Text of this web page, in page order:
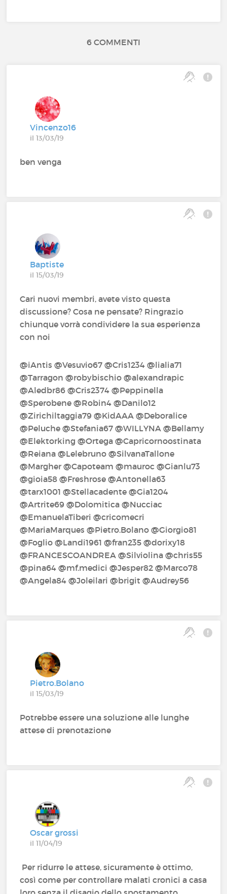
6 COMMENTI
Vincenzo16
il 13/03/19
ben venga
Baptiste
il 15/03/19
Cari nuovi membri, avete visto questa
discussione? Cosa ne pensate? Ringrazio
chiunque vorrà condividere la sua esperienza
con noi
@iAntis‍ @Vesuvio67‍ @Cris1234‍ @lialia71‍
@Tarragon‍ @robybischio‍ @alexandrapic‍
@Aledbr86‍ @Cris2374‍ @Peppinella‍
@Sperobene‍ @Robin4‍ @Danilo12‍
@Zirichiltaggia79‍ @KidAAA‍ @Deboralice‍
@Peluche‍ @Stefania67‍ @WILLYNA‍ @Bellamy‍
@Elektorking‍ @Ortega‍ @Capricornoostinata‍
@Reiana‍ @Lelebruno‍ @SilvanaTallone‍
@Margher‍ @Capoteam‍ @mauroc‍ @Gianlu73‍
@gioia58‍ @Freshrose‍ @Antonella63‍
@tarx1001‍ @Stellacadente‍ @Gia1204‍
@Artrite69‍ @Dolomitica‍ @Nucciac‍
@EmanuelaTiberi‍ @cricomecri‍
@MariaMarques‍ @Pietro.Bolano‍ @Giorgio81‍
@Foglio‍ @Landi1961‍ @fran235‍ @dorixy18‍
@FRANCESCOANDREA‍ @Silviolina‍ @chris55‍
@pina64‍ @mf.medici‍ @Jesper82‍ @Marco78‍
@Angela84‍ @Joleilari‍ @brigit‍ @Audrey56‍
Pietro.Bolano
il 15/03/19
Potrebbe essere una soluzione alle lunghe
attese di prenotazione
Oscar grossi
il 11/04/19
Per ridurre le attese, sicuramente è ottimo,
così come per controllare malati cronici a casa